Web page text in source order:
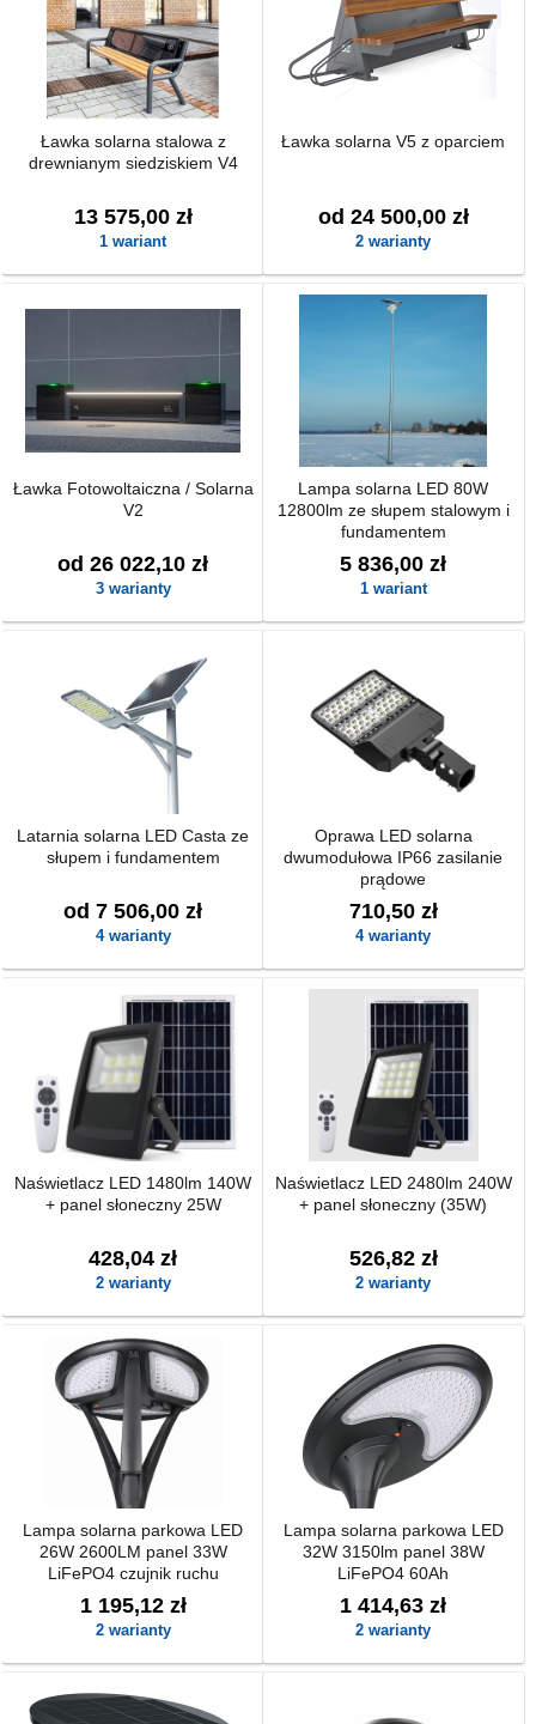
Ławka solarna stalowa z
drewnianym siedziskiem V4
13 575,00 zł
1 wariant
Ławka solarna V5 z oparciem
od 24 500,00 zł
2 warianty
Ławka Fotowoltaiczna / Solarna
V2
od 26 022,10 zł
3 warianty
Lampa solarna LED 80W
12800lm ze słupem stalowym i
fundamentem
5 836,00 zł
1 wariant
Latarnia solarna LED Casta ze
słupem i fundamentem
od 7 506,00 zł
4 warianty
Oprawa LED solarna
dwumodułowa IP66 zasilanie
prądowe
710,50 zł
4 warianty
Naświetlacz LED 1480lm 140W
+ panel słoneczny 25W
428,04 zł
2 warianty
Naświetlacz LED 2480lm 240W
+ panel słoneczny (35W)
526,82 zł
2 warianty
Lampa solarna parkowa LED
26W 2600LM panel 33W
LiFePO4 czujnik ruchu
1 195,12 zł
2 warianty
Lampa solarna parkowa LED
32W 3150lm panel 38W
LiFePO4 60Ah
1 414,63 zł
2 warianty